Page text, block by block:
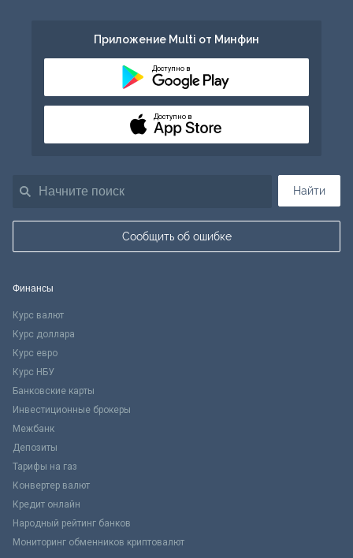
Найти
Сообщить об ошибке
Приложение Multi от Минфин
Доступно в
Доступно в
Финансы
Курс валют
Курс доллара
Курс евро
Курс НБУ
Банковские карты
Инвестиционные брокеры
Межбанк
Депозиты
Тарифы на газ
Конвертер валют
Кредит онлайн
Народный рейтинг банков
Мониторинг обменников криптовалют